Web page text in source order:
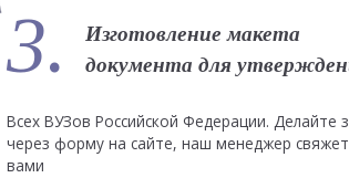
3.
Изготовление макета
документа для
Всех ВУЗов Российской Федерации. Делайте
через форму на сайте, наш менеджер
вами